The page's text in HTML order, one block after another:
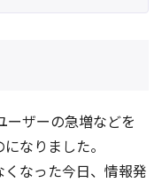
ーザーの急増などを
なりました。
なった今日、情報発